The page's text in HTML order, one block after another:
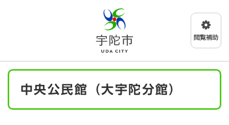
メニューを飛ばして本文へ
本
中央公民館（大宇陀分館）